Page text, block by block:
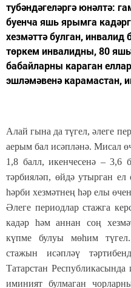
тубәндәгеләргә юнәлтә:
буенча яшь ярымга
хезмәттә булган, инвалид
төркем инвалидны, 80
бабайларны караган
эшләмәвенә карамастан,
Алай гына да түгел, әлеге
аерым бал исәпләнә. Мисал
1,8 балл, икенчесенә – 3,6
тәрбияләп, өйдә утырган
һәрби хезмәтнең һәр елы
Әлеге периодлар стажга
кадәр һәм аннан соң
күпме булуы мөһим түгел.
стажын исәпләү
Татарстан Республикасында
иминият булмаган